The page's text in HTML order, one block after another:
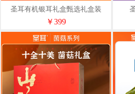
圣耳有机银耳礼盒甄选礼盒装
70g*2罐
￥399